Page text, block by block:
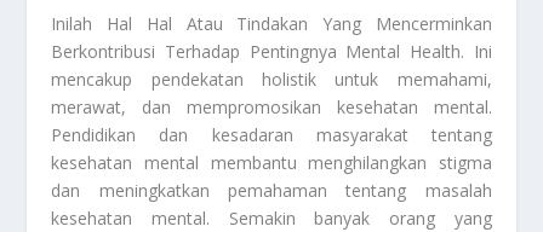
Inilah Hal Hal Atau Tindakan Yang Mencerminkan
Berkontribusi Terhadap Pentingnya Mental Health. Ini
mencakup pendekatan holistik untuk memahami,
merawat, dan mempromosikan kesehatan mental.
Pendidikan dan kesadaran masyarakat tentang
kesehatan mental membantu menghilangkan stigma
dan meningkatkan pemahaman tentang masalah
kesehatan mental. Semakin banyak orang yang